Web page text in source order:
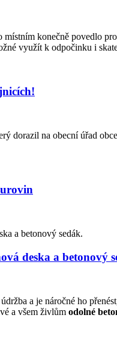
místním konečně povedlo
využít k odpočinku i
dorazil na obecní úřad
deska a betonový
a je náročné ho
a všem živlům odolné